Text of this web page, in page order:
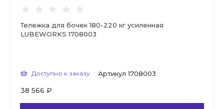
Тележка для бочек 180-220 кг усиленная
LUBEWORKS 1708003
Доступно к заказу Артикул 1708003
38 566 ₽